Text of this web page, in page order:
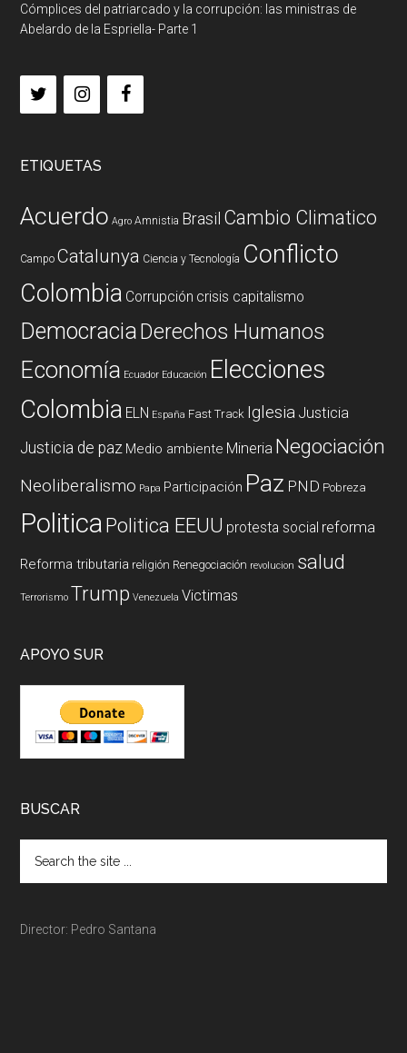
Cómplices del patriarcado y la corrupción: las ministras de
Abelardo de la Espriella- Parte 1
ETIQUETAS
Acuerdo Agro Amnistia Brasil Cambio Climatico
Campo Catalunya Ciencia y Tecnología Conflicto
Colombia Corrupción crisis capitalismo
DemocraciaDerechos Humanos
Economía Ecuador Educación Elecciones
Colombia ELN España Fast Track Iglesia Justicia
Justicia de paz Medio ambiente Mineria Negociación
Neoliberalismo Papa Participación Paz PND Pobreza
PoliticaPolitica EEUU protesta social reforma
Reforma tributaria religión Renegociación revolucion salud
Terrorismo Trump Venezuela Victimas
APOYO SUR
BUSCAR
Director: Pedro Santana